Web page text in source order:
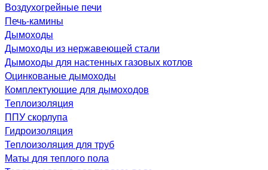
Воздухогрейные печи
Печь-камины
Дымоходы
Дымоходы из нержавеющей стали
Дымоходы для настенных газовых котлов
Оцинкованые дымоходы
Комплектующие для дымоходов
Теплоизоляция
ППУ скорлупа
Гидроизоляция
Теплоизоляция для труб
Маты для теплого пола